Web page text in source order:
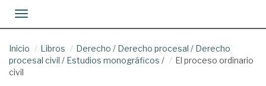
Toggle navigation
Inicio Libros Derecho / Derecho procesal / Derecho
procesal civil / Estudios monográficos /
El proceso ordinario
civil